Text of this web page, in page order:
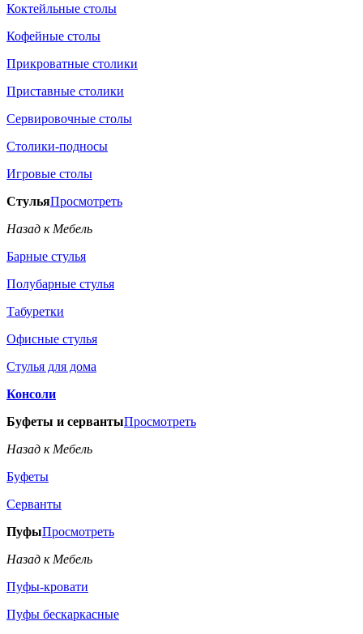
Коктейльные столы
Кофейные столы
Прикроватные столики
Приставные столики
Сервировочные столы
Столики-подносы
Игровые столы
СтульяПросмотреть
Назад к Мебель
Барные стулья
Полубарные стулья
Табуретки
Офисные стулья
Стулья для дома
Консоли
Буфеты и сервантыПросмотреть
Назад к Мебель
Буфеты
Серванты
ПуфыПросмотреть
Назад к Мебель
Пуфы-кровати
Пуфы бескаркасные